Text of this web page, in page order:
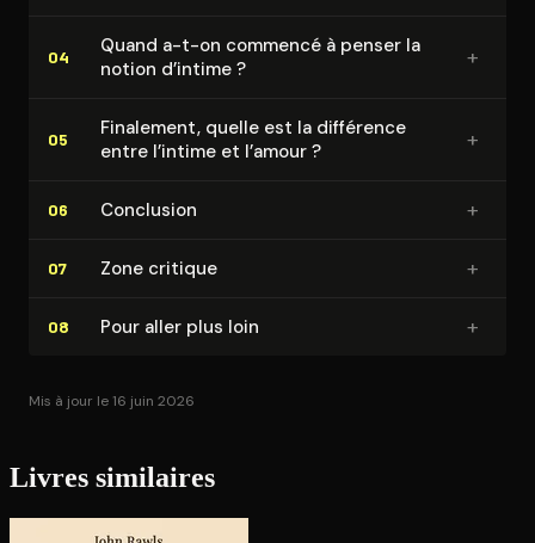
04
Quand a-t-on commencé à penser la
notion d’intime ?
+
05
Finalement, quelle est la différence
entre l’intime et l’amour ?
+
06 Conclusion +
07 Zone critique +
08 Pour aller plus loin +
Mis à jour le 16 juin 2026
Livres similaires